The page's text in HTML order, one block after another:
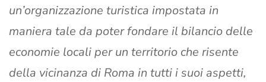
un’organizzazione turistica impostata in
maniera tale da poter fondare il bilancio delle
economie locali per un territorio che risente
della vicinanza di Roma in tutti i suoi aspetti,